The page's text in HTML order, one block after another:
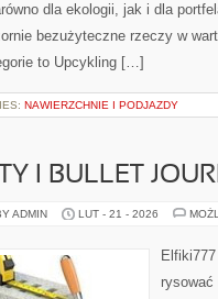
dla ekologii, jak i dla
bezużyteczne rzeczy w
to Upcykling […]
NAWIERZCHNIE I PODJAZDY
I BULLET
ADMIN LUT - 21 - 2026